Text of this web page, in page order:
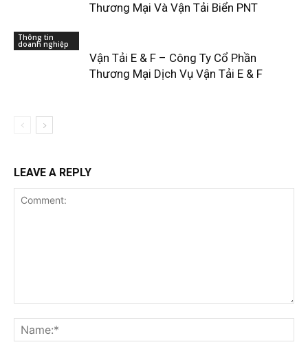
Thương Mại Và Vận Tải Biển PNT
Thông tin
doanh nghiệp
Vận Tải E & F – Công Ty Cổ Phần
Thương Mại Dịch Vụ Vận Tải E & F
LEAVE A REPLY